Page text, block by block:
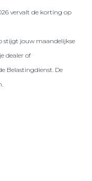
vervalt de korting op
stijgt jouw maandelijkse
dealer of
Belastingdienst. De